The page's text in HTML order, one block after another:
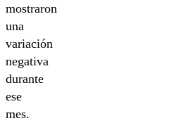
mostraron
una
variación
negativa
durante
ese
mes.